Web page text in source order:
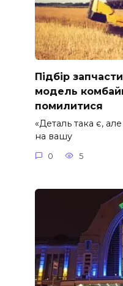
Підбір
модель
помилитися
«Деталь така є,
на вашу
0 5